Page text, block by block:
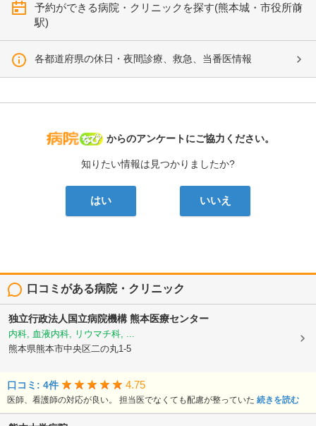
予約ができる病院・クリニックを探す(熊本城・市役所前
駅)
各都道府県の休日・夜間診療、救急、当番医情報
病院なび
からのアンケートにご協力ください。
知りたい情報は見つかりましたか?
はい いいえ
口コミがある病院・クリニック
独立行政法人国立病院機構熊本医療センター
内科, 血液内科, リウマチ科, ...
熊本県熊本市中央区二の丸1-5
口コミ: 4件 4.75
医師、看護師の対応が良い。 担当医でなくても配慮が整っていた 続きを読む